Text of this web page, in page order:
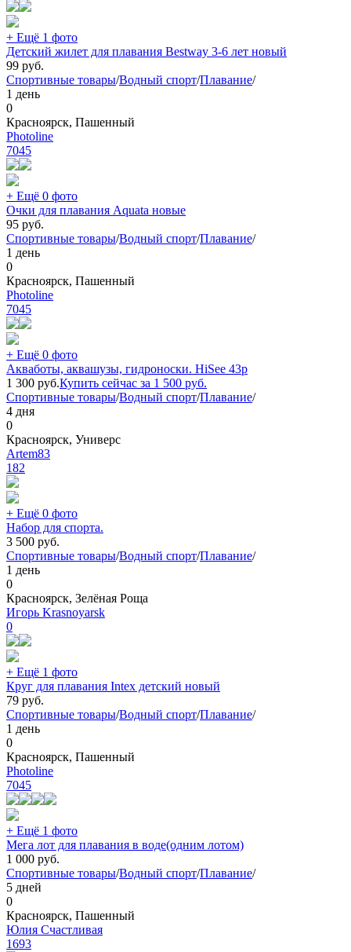
+ Ещё 1 фото
Детский жилет для плавания Bestway 3-6 лет новый
99 руб.
Спортивные товары/Водный спорт/Плавание/
1 день
0
Красноярск, Пашенный
Photoline
7045
+ Ещё 0 фото
Очки для плавания Aquata новые
95 руб.
Спортивные товары/Водный спорт/Плавание/
1 день
0
Красноярск, Пашенный
Photoline
7045
+ Ещё 0 фото
Акваботы, аквашузы, гидроноски. HiSee 43р
1 300 руб.Купить сейчас за 1 500 руб.
Спортивные товары/Водный спорт/Плавание/
4 дня
0
Красноярск, Универс
Artem83
182
+ Ещё 0 фото
Набор для спорта.
3 500 руб.
Спортивные товары/Водный спорт/Плавание/
1 день
0
Красноярск, Зелёная Роща
Игорь Krasnoyarsk
0
+ Ещё 1 фото
Круг для плавания Intex детский новый
79 руб.
Спортивные товары/Водный спорт/Плавание/
1 день
0
Красноярск, Пашенный
Photoline
7045
+ Ещё 1 фото
Мега лот для плавания в воде(одним лотом)
1 000 руб.
Спортивные товары/Водный спорт/Плавание/
5 дней
0
Красноярск, Пашенный
Юлия Счастливая
1693